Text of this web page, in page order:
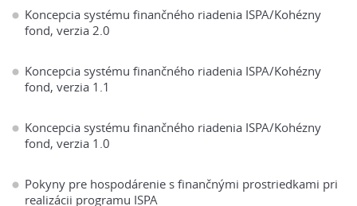
Koncepcia systému finančného riadenia ISPA/Kohézny
fond, verzia 2.0
Koncepcia systému finančného riadenia ISPA/Kohézny
fond, verzia 1.1
Koncepcia systému finančného riadenia ISPA/Kohézny
fond, verzia 1.0
Pokyny pre hospodárenie s finančnými prostriedkami pri
realizácii programu ISPA